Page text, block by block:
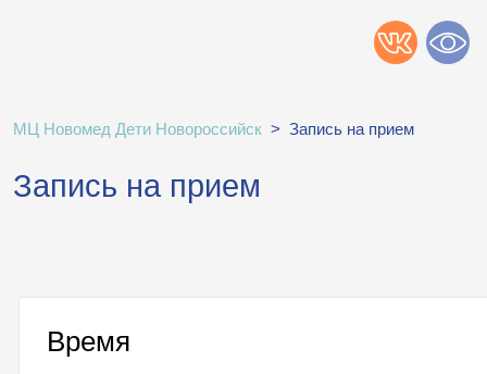
МЦ Новомед Дети Новороссийск > Запись на прием
Запись на прием
Время